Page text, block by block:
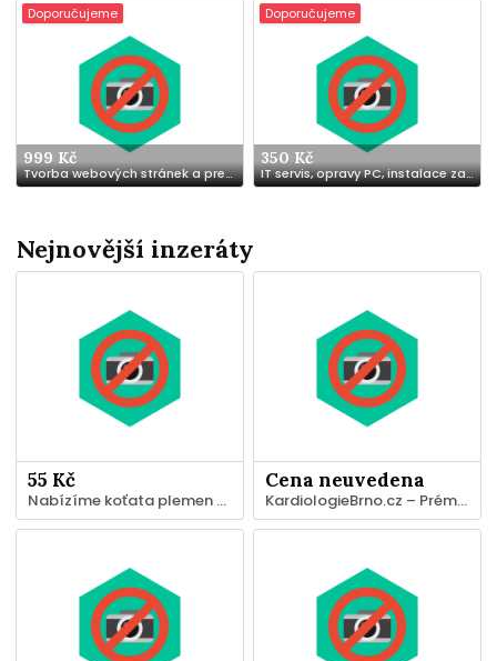
Doporučujeme
999 Kč
Tvorba webových stránek a prezentací
Doporučujeme
350 Kč
IT servis, opravy PC, instalace zařízení Brno a okolí
Nejnovější inzeráty
55 Kč
Nabízíme koťata plemen Savannah, serval a karakal.
Cena neuvedena
KardiologieBrno.cz – Prémiová doména pro kardiologickou ambulanci, kliniku nebo nemocnici